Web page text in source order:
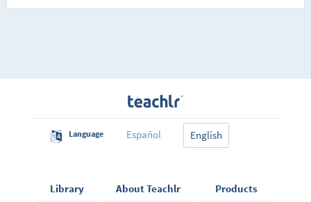
hacer: Ojos para adulto, niño, adulto mujer, niña, bota,
Language Español English
Library About Teachlr Products